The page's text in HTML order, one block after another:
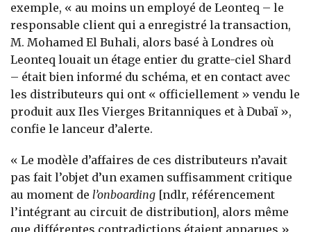
exemple, « au moins un employé de Leonteq – le
responsable client qui a enregistré la transaction,
M. Mohamed El Buhali, alors basé à Londres où
Leonteq louait un étage entier du gratte-ciel Shard
– était bien informé du schéma, et en contact avec
les distributeurs qui ont « officiellement » vendu le
produit aux Iles Vierges Britanniques et à Dubaï »,
confie le lanceur d’alerte.
« Le modèle d’affaires de ces distributeurs n’avait
pas fait l’objet d’un examen suffisamment critique
au moment de l’onboarding [ndlr, référencement
l’intégrant au circuit de distribution], alors même